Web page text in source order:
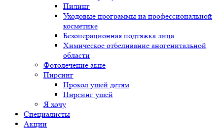
Пилинг
Уходовые программы на профессиональной
косметике
Безоперационная подтяжка лица
Химическое отбеливание аногенитальной
области
Фотолечение акне
Пирсинг
Прокол ушей детям
Пирсинг ушей
Я хочу
Специалисты
Акции